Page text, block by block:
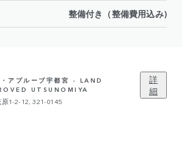
整備付き（整備費用込み)
アプルーブ宇都宮 - LAND
UTSUNOMIYA
1-2-12, 321-0145
詳
細